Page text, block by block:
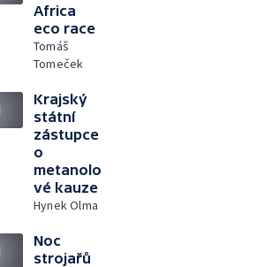
Africa
eco race
Tomáš
Tomeček
Krajský
státní
zástupce
o
metanolo
vé kauze
Hynek Olma
Noc
strojařů